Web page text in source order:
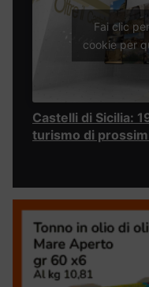
Fai clic
cookie per
Castelli di Sicilia:
turismo di